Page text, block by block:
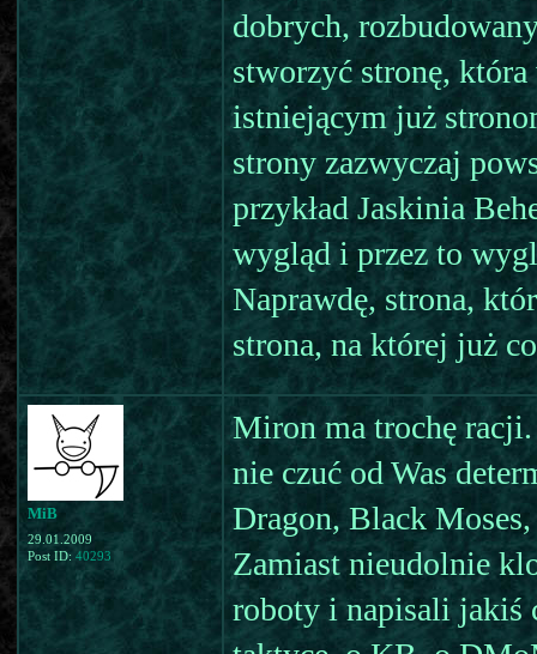
dobrych,
stworzyć stronę,
istniejącym już
strony zazwyczaj
przykład Jaskinia
wygląd i przez to
Naprawdę, strona,
strona, na której już
MiB
29.01.2009
Post ID: 40293
Miron ma trochę
nie czuć od Was
Dragon, Black
Zamiast nieudolnie
roboty i napisali jakiś